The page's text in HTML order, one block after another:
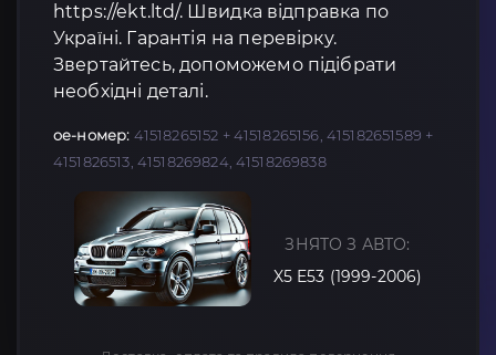
https://ekt.ltd/. Швидка відправка по
Україні. Гарантія на перевірку.
Звертайтесь, допоможемо підібрати
необхідні деталі.
oe-номер: 41518265152 + 41518265156, 415182651589 +
4151826513, 41518269824, 41518269838
ЗНЯТО З АВТО:
X5 E53 (1999-2006)